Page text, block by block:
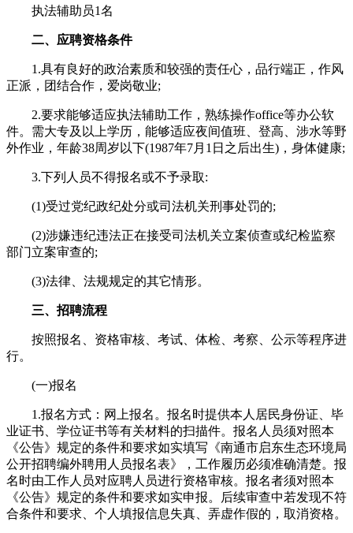
执法辅助员1名
二、应聘资格条件
1.具有良好的政治素质和较强的责任心，品行端正，作风
正派，团结合作，爱岗敬业;
2.要求能够适应执法辅助工作，熟练操作office等办公软
件。需大专及以上学历，能够适应夜间值班、登高、涉水等野
外作业，年龄38周岁以下(1987年7月1日之后出生)，身体健康;
3.下列人员不得报名或不予录取:
(1)受过党纪政纪处分或司法机关刑事处罚的;
(2)涉嫌违纪违法正在接受司法机关立案侦查或纪检监察
部门立案审查的;
(3)法律、法规规定的其它情形。
三、招聘流程
按照报名、资格审核、考试、体检、考察、公示等程序进
行。
(一)报名
1.报名方式：网上报名。报名时提供本人居民身份证、毕
业证书、学位证书等有关材料的扫描件。报名人员须对照本
《公告》规定的条件和要求如实填写《南通市启东生态环境局
公开招聘编外聘用人员报名表》，工作履历必须准确清楚。报
名时由工作人员对应聘人员进行资格审核。报名者须对照本
《公告》规定的条件和要求如实申报。后续审查中若发现不符
合条件和要求、个人填报信息失真、弄虚作假的，取消资格。